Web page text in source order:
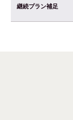
継続プラン補足